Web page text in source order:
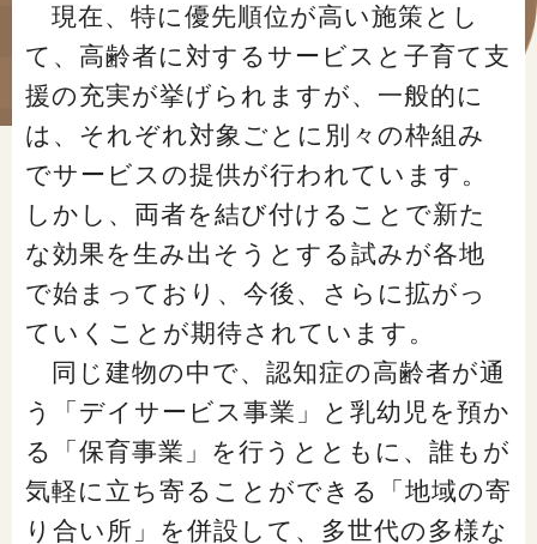
#ねんきんAtoZ
#年金のこんなとき
#年金講座
「年金」に関する記事
「健康」に関する記事
「終活」に関する記事
「家計」に関する記事
現在、特に優先順位が高い施策とし
て、高齢者に対するサービスと子育て支
援の充実が挙げられますが、一般的に
は、それぞれ対象ごとに別々の枠組み
でサービスの提供が行われています。
しかし、両者を結び付けることで新た
な効果を生み出そうとする試みが各地
で始まっており、今後、さらに拡がっ
ていくことが期待されています。
同じ建物の中で、認知症の高齢者が通
う「デイサービス事業」と乳幼児を預か
る「保育事業」を行うとともに、誰もが
気軽に立ち寄ることができる「地域の寄
り合い所」を併設して、多世代の多様な